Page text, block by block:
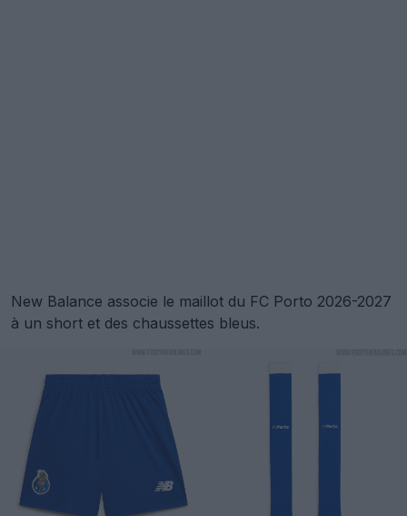
New Balance associe le maillot du FC Porto 2026-2027
à un short et des chaussettes bleus.